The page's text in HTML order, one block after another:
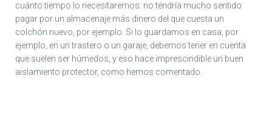
cuánto tiempo lo necesitaremos: no tendría mucho sentido
pagar por un almacenaje más dinero del que cuesta un
colchón nuevo, por ejemplo. Si lo guardamos en casa, por
ejemplo, en un trastero o un garaje, debemos tener en cuenta
que suelen ser húmedos, y eso hace imprescindible un buen
aislamiento protector, como hemos comentado.